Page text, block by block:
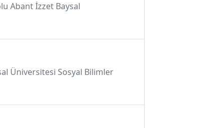
Abant İzzet Baysal
Üniversitesi Sosyal Bilimler